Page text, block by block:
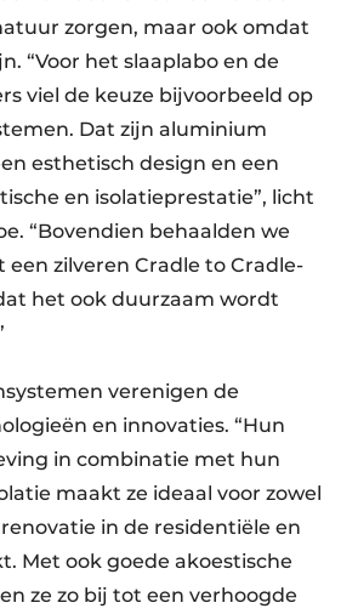
zorgen, maar ook omdat
“Voor het slaaplabo en de
viel de keuze bijvoorbeeld op
Dat zijn aluminium
esthetisch design en een
en isolatieprestatie”, licht
“Bovendien behaalden we
zilveren Cradle to Cradle-
het ook duurzaam wordt
verenigen de
en innovaties. “Hun
in combinatie met hun
maakt ze ideaal voor zowel
in de residentiële en
Met ook goede akoestische
ze zo bij tot een verhoogde